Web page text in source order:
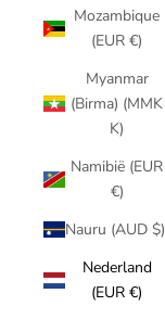
Mozambique
(EUR €)
Myanmar
(Birma) (MMK
K)
Namibië (EUR
€)
Nauru (AUD $)
Nederland
(EUR €)